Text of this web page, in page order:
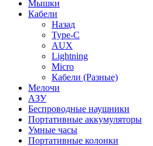
Мышки
Кабели
Назад
Type-C
AUX
Lightning
Micro
Кабели (Разные)
Мелочи
АЗУ
Беспроводные наушники
Портативные аккумуляторы
Умные часы
Портативные колонки